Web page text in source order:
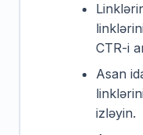
CTR-i
Asan
izləyin.